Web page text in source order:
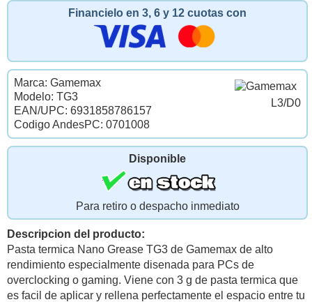
Financielo en 3, 6 y 12 cuotas con
L3/D0
Marca: Gamemax
Modelo: TG3
EAN/UPC: 6931858786157
Codigo AndesPC: 0701008
Disponible
Para retiro o despacho inmediato
Descripcion del producto:
Pasta termica Nano Grease TG3 de Gamemax de alto
rendimiento especialmente disenada para PCs de
overclocking o gaming. Viene con 3 g de pasta termica que
es facil de aplicar y rellena perfectamente el espacio entre tu